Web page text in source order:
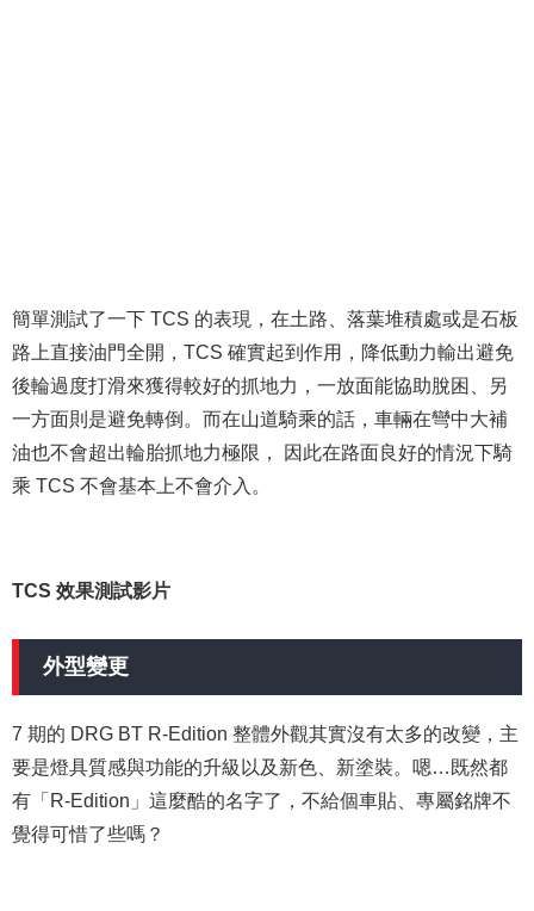
簡單測試了一下 TCS 的表現，在土路、落葉堆積處或是石板
路上直接油門全開，TCS 確實起到作用，降低動力輸出避免
後輪過度打滑來獲得較好的抓地力，一放面能協助脫困、另
一方面則是避免轉倒。而在山道騎乘的話，車輛在彎中大補
油也不會超出輪胎抓地力極限， 因此在路面良好的情況下騎
乘 TCS 不會基本上不會介入。
TCS 效果測試影片
外型變更
7 期的 DRG BT R-Edition 整體外觀其實沒有太多的改變，主
要是燈具質感與功能的升級以及新色、新塗裝。嗯…既然都
有「R-Edition」這麼酷的名字了，不給個車貼、專屬銘牌不
覺得可惜了些嗎？